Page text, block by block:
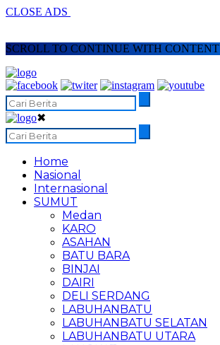
CLOSE ADS
SCROLL TO CONTINUE WITH CONTENT
✖
Home
Nasional
Internasional
SUMUT
Medan
KARO
ASAHAN
BATU BARA
BINJAI
DAIRI
DELI SERDANG
LABUHANBATU
LABUHANBATU SELATAN
LABUHANBATU UTARA